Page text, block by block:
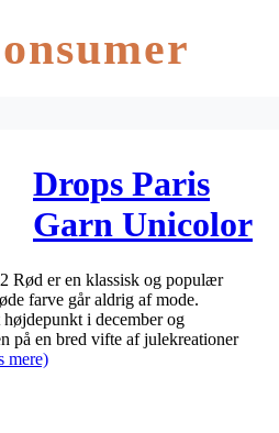
Drops Paris
Garn Unicolor
12 Rød
Rød er en klassisk og populær
farve går aldrig af mode.
i december og
på en bred vifte af julekreationer
mere)